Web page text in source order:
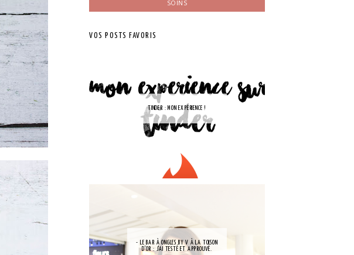
SOINS
VOS POSTS FAVORIS
TINDER : MON EXPÉRIENCE !
- LE BAR À ONGLES BY V À LA TOISON
D'OR : J'AI TESTÉ ET APPROUVÉ.